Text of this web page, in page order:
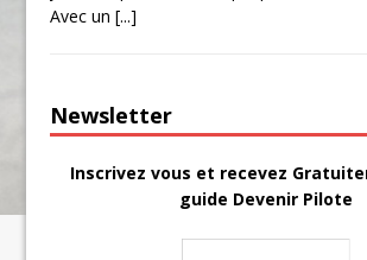
Avec un[...]
Newsletter
Inscrivez vous et recevez
guide Devenir Pilote